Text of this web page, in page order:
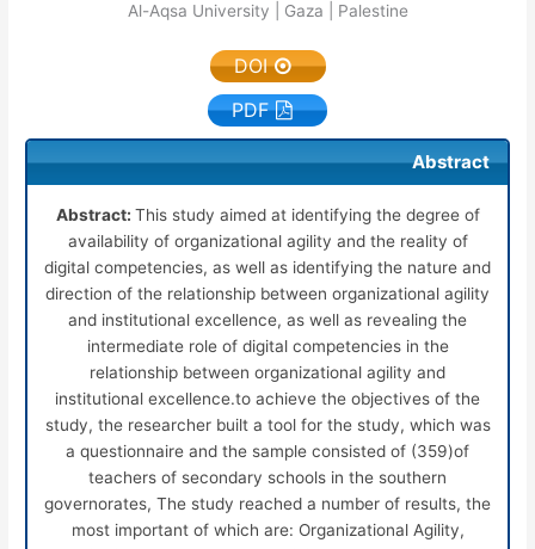
Al-Aqsa University | Gaza | Palestine
DOI
PDF
Abstract
Abstract: This study aimed at identifying the degree of
availability of organizational agility and the reality of
digital competencies, as well as identifying the nature and
direction of the relationship between organizational agility
and institutional excellence, as well as revealing the
intermediate role of digital competencies in the
relationship between organizational agility and
institutional excellence.to achieve the objectives of the
study, the researcher built a tool for the study, which was
a questionnaire and the sample consisted of (359)of
teachers of secondary schools in the southern
governorates, The study reached a number of results, the
most important of which are: Organizational Agility,